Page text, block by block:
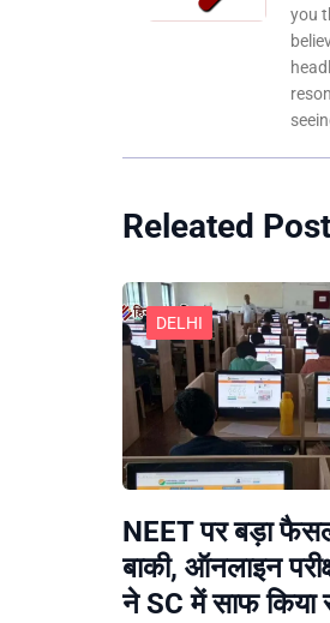
you
Releated
DELHI
NEET पर बड़ा
बाकी, ऑनलाइन
ने SC में साफ